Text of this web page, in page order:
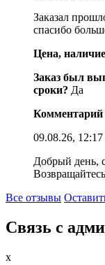
Заказал
спасибо
Цена,
Заказ был
сроки? Да
09.08.26, 12:17
Добрый день,
Все отзывы
Связь с
x